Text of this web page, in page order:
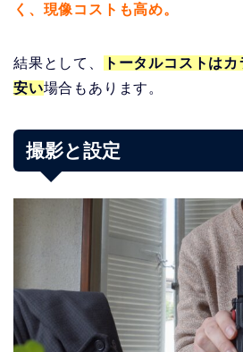
く、現像コストも高め。
結果として、
トータルコストは
安い場合もあります。
撮影と設定